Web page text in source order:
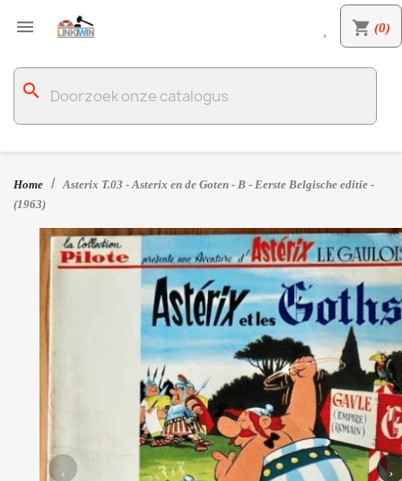
 shopping_cart (0)

search
Home
Asterix T.03 - Asterix en de Goten - B - Eerste Belgische editie -
(1963)
‹ ›